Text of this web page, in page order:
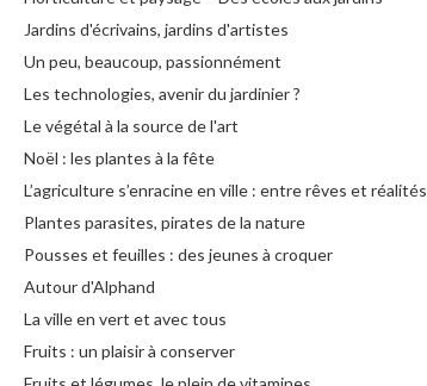
Jardins d'écrivains, jardins d'artistes
Un peu, beaucoup, passionnément
Les technologies, avenir du jardinier ?
Le végétal à la source de l'art
Noël : les plantes à la fête
L’agriculture s’enracine en ville : entre rêves et réalités
Plantes parasites, pirates de la nature
Pousses et feuilles : des jeunes à croquer
Autour d'Alphand
La ville en vert et avec tous
Fruits : un plaisir à conserver